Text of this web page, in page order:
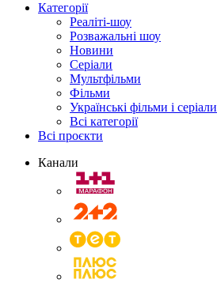
Категорії
Реаліті-шоу
Розважальні шоу
Новини
Серіали
Мультфільми
Фільми
Українські фільми і серіали
Всі категорії
Всі проєкти
Канали